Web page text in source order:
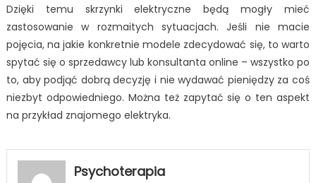
Dzięki temu skrzynki elektryczne będą mogły mieć
zastosowanie w rozmaitych sytuacjach. Jeśli nie macie
pojęcia, na jakie konkretnie modele zdecydować się, to warto
spytać się o sprzedawcy lub konsultanta online – wszystko po
to, aby podjąć dobrą decyzję i nie wydawać pieniędzy za coś
niezbyt odpowiedniego. Można też zapytać się o ten aspekt
na przykład znajomego elektryka.
Psychoterapia